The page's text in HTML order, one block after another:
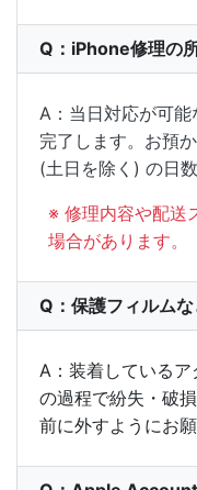
Q：iPhone修理の
A：当日対応が可
完了します。お預
(土日を除く) の日
※ 修理内容や配送
場合があります。
Q：保護フィルム
A：装着している
の過程で紛失・破
前に外すようにお願